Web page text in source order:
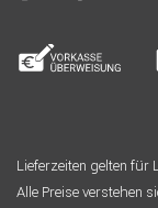
Lieferzeiten gelten für
Alle Preise verstehen